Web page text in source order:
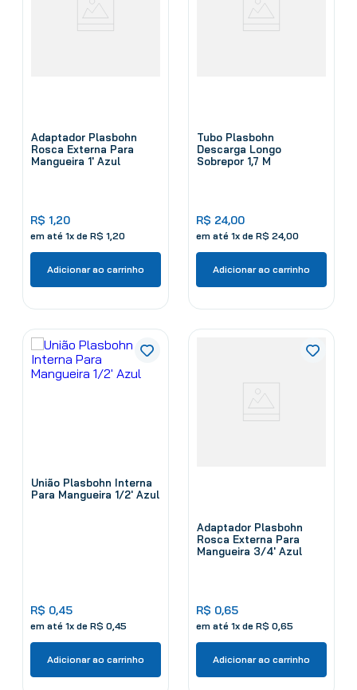
Adaptador Plasbohn
Rosca Externa Para
Mangueira 1' Azul
R$ 1,20
em até 1x de R$ 1 20
Adicionar ao carrinho
Tubo Plasbohn
Descarga Longo
Sobrepor 1,7 M
R$ 24,00
em até 1x de R$ 24,00
Adicionar ao carrinho
União Plasbohn Interna
Para Mangueira 1/2' Azul
R$ 0,45
em até 1x de R$ 0 45
Adicionar ao carrinho
Adaptador Plasbohn
Rosca Externa Para
Mangueira 3/4' Azul
R$ 0,65
em até 1x de R$ 0 65
Adicionar ao carrinho